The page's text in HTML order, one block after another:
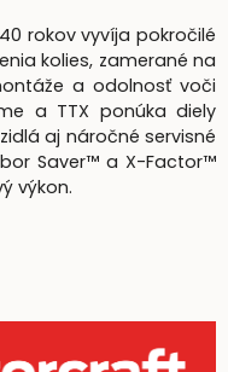
rokov vyvíja pokročilé
kolies, zamerané na
a odolnosť voči
a TTX ponúka diely
aj náročné servisné
Saver™ a X-Factor™
výkon.